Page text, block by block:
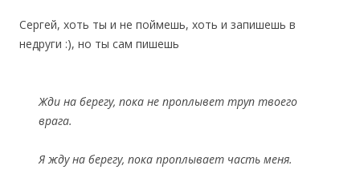
Сергей, хоть ты и не поймешь, хоть и запишешь в
недруги :), но ты сам пишешь
Жди на берегу, пока не проплывет труп твоего
врага.
Я жду на берегу, пока проплывает часть меня.